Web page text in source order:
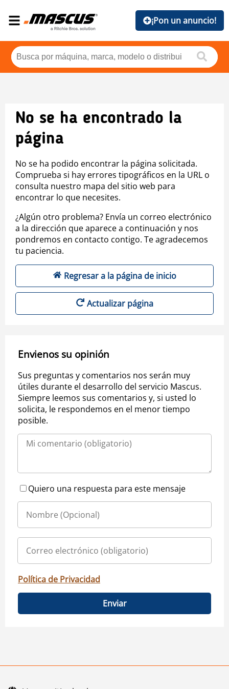
¡Pon un anuncio!
No se ha encontrado la
página
No se ha podido encontrar la página solicitada.
Comprueba si hay errores tipográficos en la URL o
consulta nuestro mapa del sitio web para
encontrar lo que necesites.
¿Algún otro problema? Envía un correo electrónico
a la dirección que aparece a continuación y nos
pondremos en contacto contigo. Te agradecemos
tu paciencia.
Regresar a la página de inicio
Actualizar página
Envienos su opinión
Sus preguntas y comentarios nos serán muy
útiles durante el desarrollo del servicio Mascus.
Siempre leemos sus comentarios y, si usted lo
solicita, le respondemos en el menor tiempo
posible.
Quiero una respuesta para este mensaje
Política de Privacidad
Enviar